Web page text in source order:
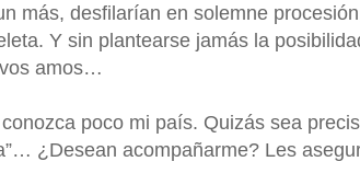
más, desfilarían en solemne
Y sin plantearse jamás la
amos…
poco mi país. Quizás sea
¿Desean acompañarme? Les